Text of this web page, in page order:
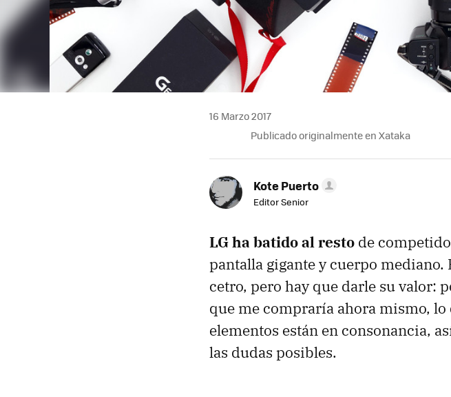
16 Marzo 2017
Publicado originalmente en Xataka
Kote Puerto
Editor Senior
LG ha batido al resto de
pantalla gigante y cuerpo mediano.
cetro, pero hay que darle su valor:
que me compraría ahora mismo, lo
elementos están en consonancia,
las dudas posibles.